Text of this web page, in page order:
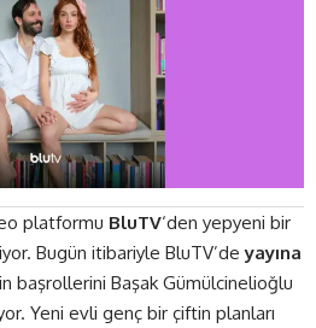
platformu BluTV‘den yepyeni bir
Bugün itibariyle BluTV’deyayına
başrollerini Başak Gümülcinelioğlu
Yeni evli genç bir çiftin planları